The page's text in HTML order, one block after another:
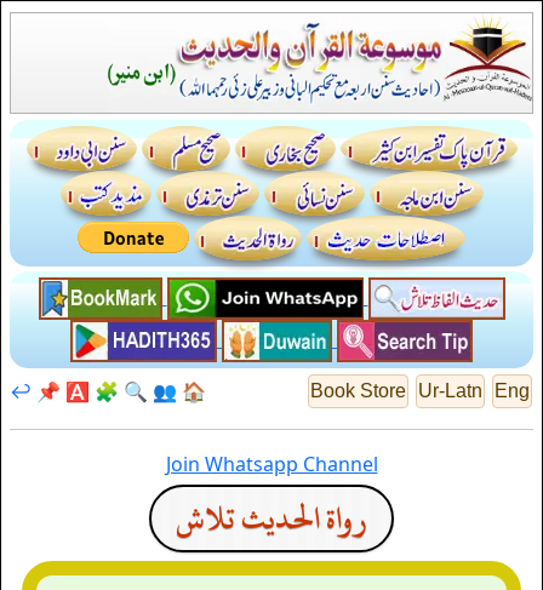
Eng
Ur-Latn
Book Store
🏠
👥
🔍
🧩
🅰️
📌
↩️
Join Whatsapp Channel
رواة الحديث تلاش